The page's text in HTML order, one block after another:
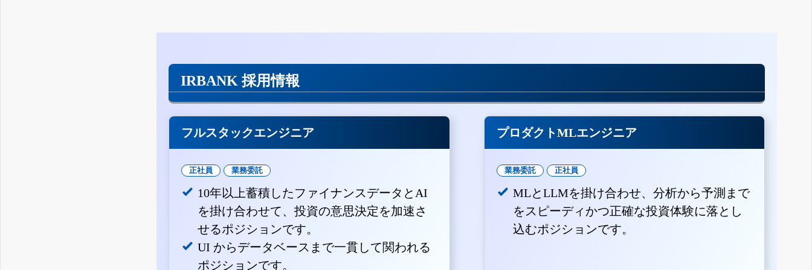
IRBANK 採用情報
フルスタックエンジニア
正社員 業務委託
10年以上蓄積したファイナンスデータとAI
を掛け合わせて、投資の意思決定を加速さ
せるポジションです。
UI からデータベースまで一貫して関われる
ポジションです。
プロダクトMLエンジニア
業務委託 正社員
MLとLLMを掛け合わせ、分析から予測まで
をスピーディかつ正確な投資体験に落とし
込むポジションです。